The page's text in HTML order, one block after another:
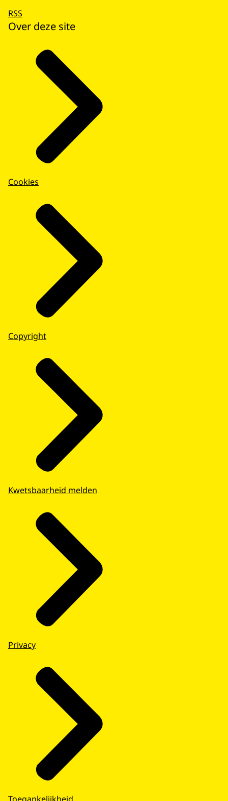
RSS
Over deze site
Cookies
Copyright
Kwetsbaarheid melden
Privacy